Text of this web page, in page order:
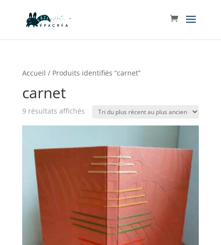
Accueil / Produits identifiés “carnet”
carnet
9 résultats affichésTrié
récent
plus